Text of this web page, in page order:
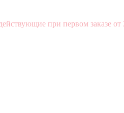
при первом заказе от